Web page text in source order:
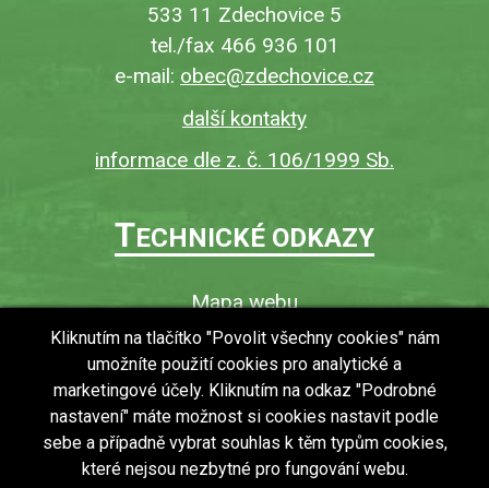
533 11 Zdechovice 5
tel./fax 466 936 101
e-mail: obec@zdechovice.cz
další kontakty
informace dle z. č. 106/1999 Sb.
TECHNICKÉ ODKAZY
Mapa webu
O webu
Povinně zveřejňované informace
Ochrana osobních údajů (GDPR)
Vyhledávání
RSS
Kliknutím na tlačítko "Povolit všechny cookies" nám
umožníte použití cookies pro analytické a
marketingové účely. Kliknutím na odkaz "Podrobné
nastavení" máte možnost si cookies nastavit podle
sebe a případně vybrat souhlas k těm typům cookies,
které nejsou nezbytné pro fungování webu.